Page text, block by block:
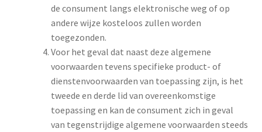
de consument langs elektronische weg of op
andere wijze kosteloos zullen worden
toegezonden.
Voor het geval dat naast deze algemene
voorwaarden tevens specifieke product- of
dienstenvoorwaarden van toepassing zijn, is het
tweede en derde lid van overeenkomstige
toepassing en kan de consument zich in geval
van tegenstrijdige algemene voorwaarden steeds